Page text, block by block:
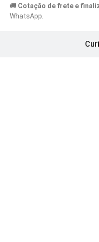
🚚 Cotação de frete e
WhatsApp.